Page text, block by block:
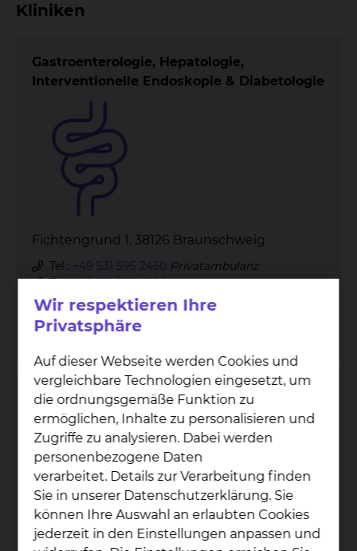
Kliniken
Gastroenterologie, Hepatologie,
Interventionelle Endoskopie & Diabetologie
Fichtengrund 1, 38126 Braunschweig
Tel.: +49 531 595 2450 Privatambulanz
Tel.:+49 531 595 4380 Kassenambulanz MVZ
Fax: +49 531 595 2653
mehr
Kardiologie & Intensivmedizin
Wir respektieren Ihre
Privatsphäre
Auf dieser Webseite werden Cookies und
vergleichbare Technologien eingesetzt, um
die ordnungsgemäße Funktion zu
ermöglichen, Inhalte zu personalisieren und
Zugriffe zu analysieren. Dabei werden
personenbezogene Daten
verarbeitet. Details zur Verarbeitung finden
Sie in unserer Datenschutzerklärung. Sie
können Ihre Auswahl an erlaubten Cookies
jederzeit in den Einstellungen anpassen und